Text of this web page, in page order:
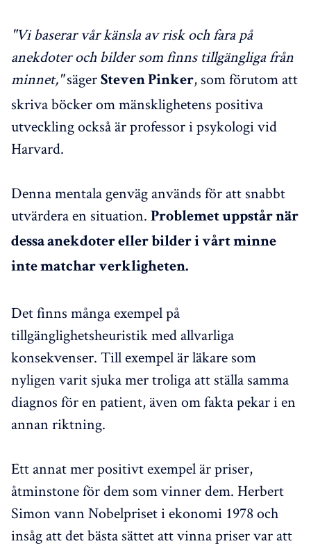
"Vi baserar vår känsla av risk och fara på
anekdoter och bilder som finns tillgängliga från
minnet,"säger Steven Pinker, som förutom att
skriva böcker om mänsklighetens positiva
utveckling också är professor i psykologi vid
Harvard.
Denna mentala genväg används för att snabbt
utvärdera en situation. Problemet uppstår när
dessa anekdoter eller bilder i vårt minne
inte matchar verkligheten.
Det finns många exempel på
tillgänglighetsheuristik med allvarliga
konsekvenser. Till exempel är läkare som
nyligen varit sjuka mer troliga att ställa samma
diagnos för en patient, även om fakta pekar i en
annan riktning.
Ett annat mer positivt exempel är priser,
åtminstone för dem som vinner dem. Herbert
Simon vann Nobelpriset i ekonomi 1978 och
insåg att det bästa sättet att vinna priser var att